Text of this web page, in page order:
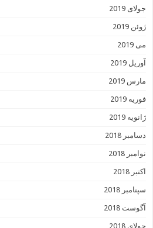
جولای 2019
ژوئن 2019
می 2019
آوریل 2019
مارس 2019
فوریه 2019
ژانویه 2019
دسامبر 2018
نوامبر 2018
اکتبر 2018
سپتامبر 2018
آگوست 2018
جولای 2018